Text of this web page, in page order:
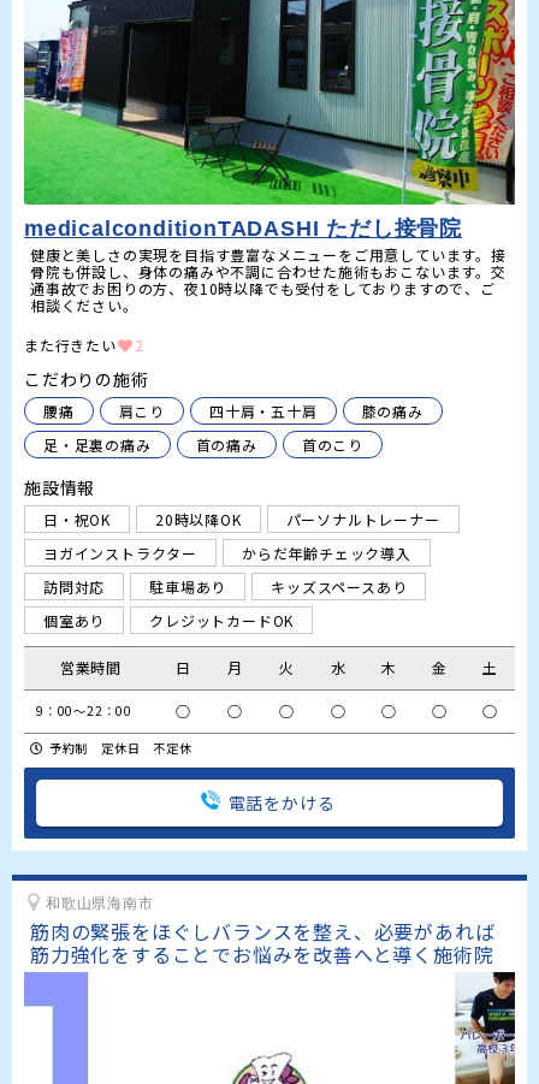
medicalconditionTADASHI ただし接骨院
健康と美しさの実現を目指す豊富なメニューをご用意しています。接
骨院も併設し、身体の痛みや不調に合わせた施術もおこないます。交
通事故でお困りの方、夜10時以降でも受付をしておりますので、ご
相談ください。
また行きたい
2
こだわりの施術
腰痛 肩こり 四十肩・五十肩
膝の痛み
足・足裏の痛み
首の痛み 首のこり
施設情報
日・祝OK 20時以降OK
パーソナルトレーナー
ヨガインストラクター
からだ年齢チェック導入
訪問対応
駐車場あり
キッズスペースあり
個室あり
クレジットカードOK
営業時間 日 月 火 水 木 金 土
9：00～22：00 ○ ○ ○ ○ ○ ○ ○
予約制 定休日 不定休
電話をかける
和歌山県海南市
筋肉の緊張をほぐしバランスを整え、必要があれば
筋力強化をすることでお悩みを改善へと導く施術院